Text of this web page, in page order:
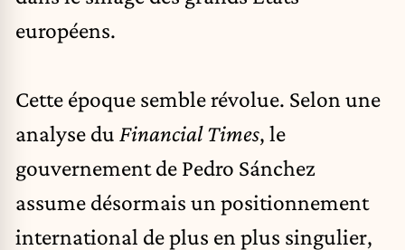
européens.
Cette époque semble révolue. Selon une
analyse du Financial Times, le
gouvernement de Pedro Sánchez
assume désormais un positionnement
international de plus en plus singulier,